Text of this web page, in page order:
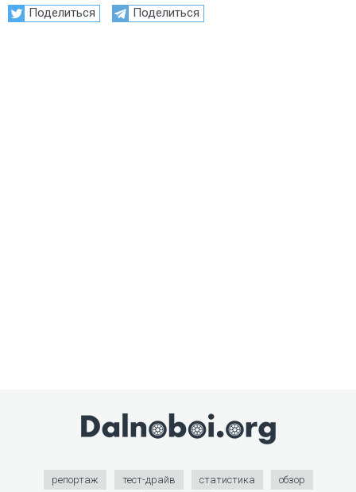
Поделиться
Поделиться
репортаж тест-драйв статистика
обзор